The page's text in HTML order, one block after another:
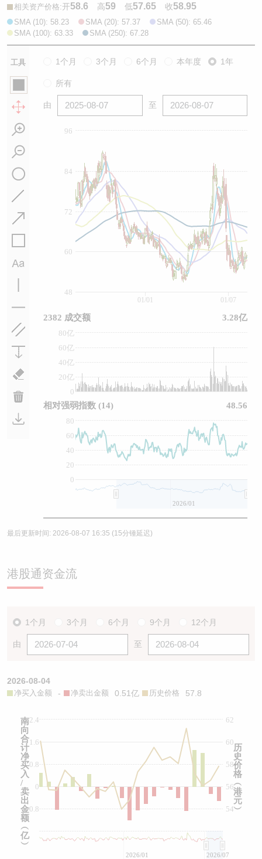
相关资产价格:开58.6 高59 低57.65 收58.95
SMA (10): 58.23 SMA (20): 57.37
SMA (50): 65.46
SMA (100): 63.33
SMA (250): 67.28
工具 1个月 3个月 6个月 本年度 1年
所有
由 至
60
48
72
84
96
0
20亿
40亿
60亿
80亿
0
20
40
60
80
01/07
01/01
2026/01
2382 成交额 3.28亿
相对强弱指数 (14) 48.56
最后更新时间: 2026-08-07 16:35 (15分锺延迟)
港股通资金流
1个月 3个月 6个月 9个月 12个月
由 至
2026-08-04
净买入金额 - 净卖出金额 0.51亿 历史价格 57.8
0
-0.8
0.8
1.6
2.4
60
54
56
58
62
2026/01 2026/07
南
向
合
计
净
买
入
/
卖
出
金
额
︵
亿
︶
历
史
价
格
︵
港
元
︶